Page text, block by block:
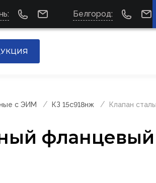
Белгород:
с ЭИМ КЗ 15с918нж Клапан
фланцевый